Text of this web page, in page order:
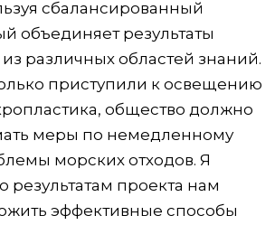
сбалансированный
объединяет результаты
различных областей знаний.
приступили к освещению
общество должно
меры по немедленному
морских отходов. Я
результатам проекта нам
эффективные способы